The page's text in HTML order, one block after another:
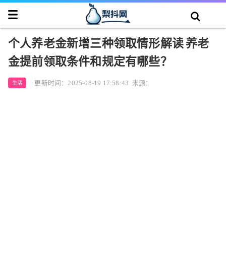
个人养老金新增三种领取情形解读 养老
金提前领取条件和规定有哪些？
生活 更新时间：2025-08-19 17:58:43 来源：